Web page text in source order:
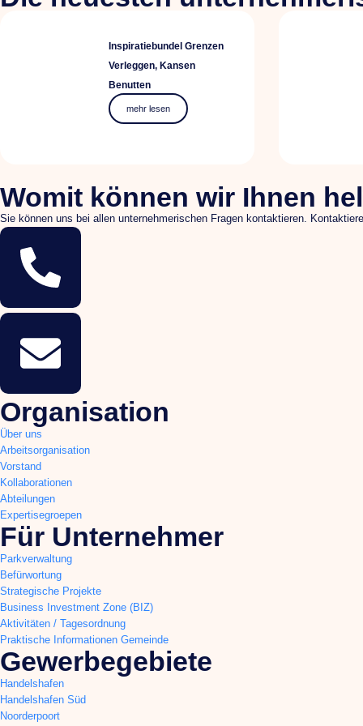
Inspiratiebundel Grenzen
Verleggen, Kansen
Benutten
mehr lesen
Womit können wir Ihnen
Sie können uns bei allen unternehmerischen Fragen kontaktieren.
Organisation
Über uns
Arbeitsorganisation
Vorstand
Kollaborationen
Abteilungen
Expertisegroepen
Für Unternehmer
Parkverwaltung
Befürwortung
Strategische Projekte
Business Investment Zone (BIZ)
Aktivitäten / Tagesordnung
Praktische Informationen Gemeinde
Gewerbegebiete
Handelshafen
Handelshafen Süd
Noorderpoort